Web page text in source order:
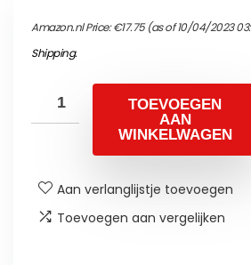
Amazon.nl Price:€17.75(as of 10/04/2023
Shipping.
TOEVOEGEN
AAN
WINKELWAGEN
Aan verlanglijstje toevoegen
Toevoegen aan vergelijken